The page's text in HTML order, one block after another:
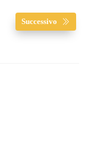
Successivo